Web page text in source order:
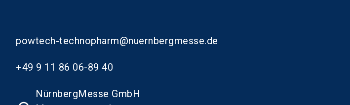
powtech-technopharm@nuernbergmesse.de
+49 9 11 86 06-89 40
NürnbergMesse GmbH